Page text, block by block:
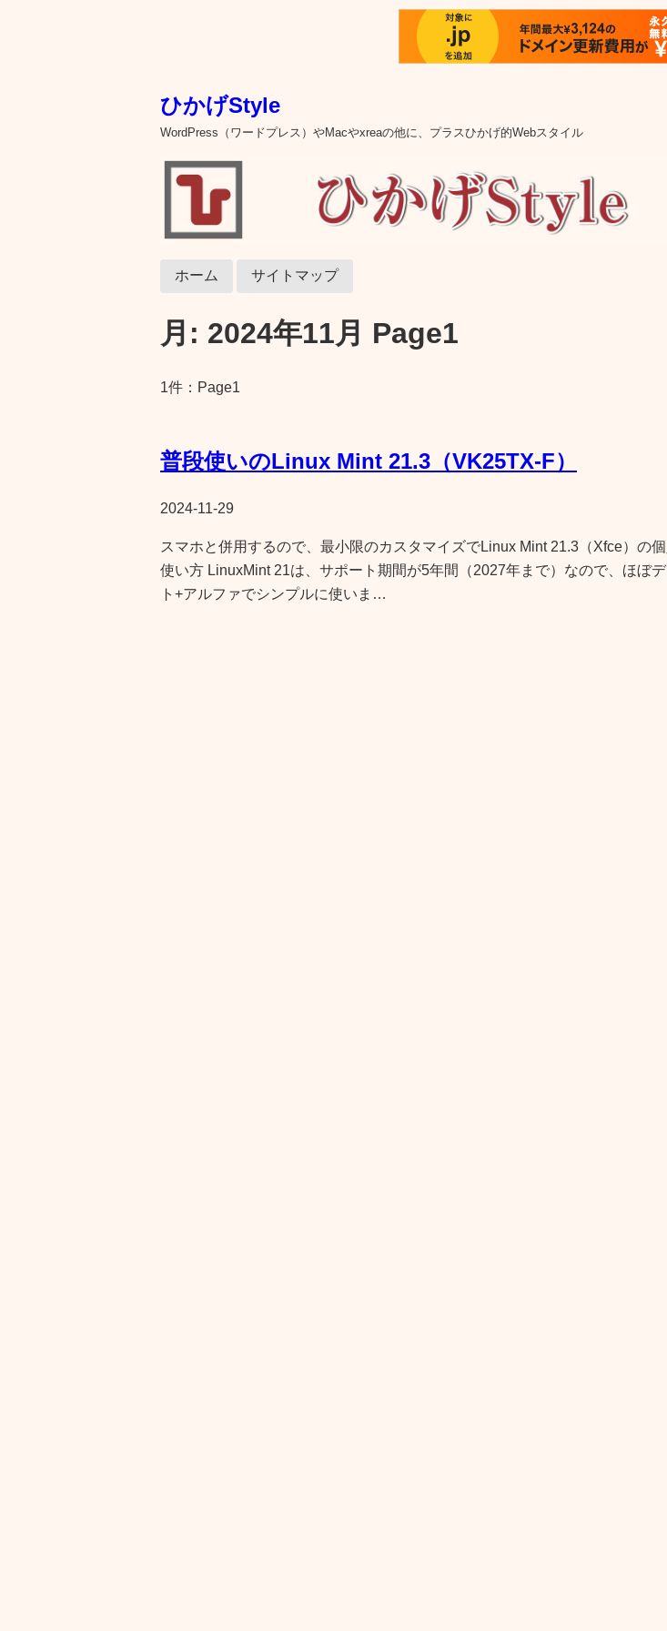
ひかげStyle
WordPress（ワードプレス）やMacやxreaの他に、プラスひかげ的Webスタイル
ホーム サイトマップ
月: 2024年11月 Page1
1件：Page1
普段使いのLinux Mint 21.3（VK25TX-F）
2024-11-29
スマホと併用するので、最小限のカスタマイズでLinux Mint 21.3（Xfce）の
使い方 LinuxMint 21は、サポート期間が5年間（2027年まで）なので、ほぼ
ト+アルファでシンプルに使いま…